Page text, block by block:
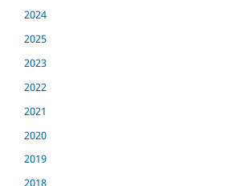
2024
2025
2023
2022
2021
2020
2019